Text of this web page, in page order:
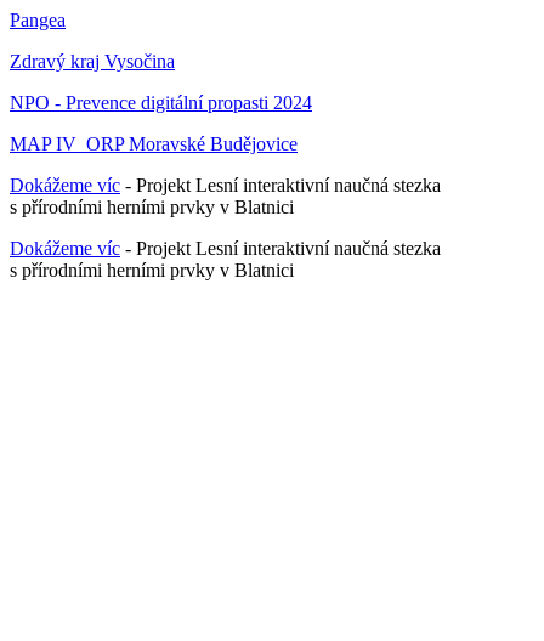
Pangea
Zdravý kraj Vysočina
NPO - Prevence digitální propasti 2024
MAP IV_ORP Moravské Budějovice
Dokážeme víc - Projekt Lesní interaktivní naučná stezka
s přírodními herními prvky v Blatnici
Dokážeme víc - Projekt Lesní interaktivní naučná stezka
s přírodními herními prvky v Blatnici